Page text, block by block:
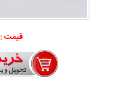
قیمت :